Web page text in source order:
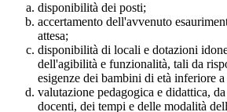
disponibilità dei posti;
accertamento dell'avvenuto
attesa;
disponibilità di locali e dotazioni
dell'agibilità e funzionalità, tali da
esigenze dei bambini di età inferiore a
valutazione pedagogica e didattica,
docenti, dei tempi e delle modalità